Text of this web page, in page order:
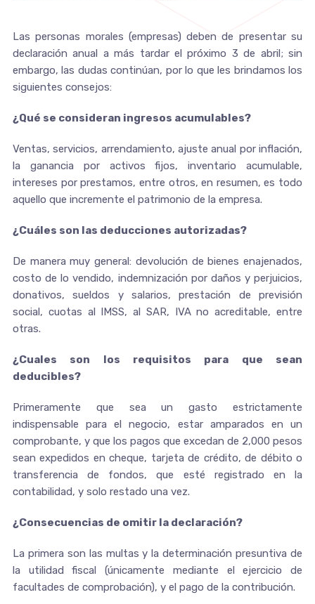
Las personas morales (empresas) deben de presentar su
declaración anual a más tardar el próximo 3 de abril; sin
embargo, las dudas continúan, por lo que les brindamos los
siguientes consejos:
¿Qué se consideran ingresos acumulables?
Ventas, servicios, arrendamiento, ajuste anual por inflación,
la ganancia por activos fijos, inventario acumulable,
intereses por prestamos, entre otros, en resumen, es todo
aquello que incremente el patrimonio de la empresa.
¿Cuáles son las deducciones autorizadas?
De manera muy general: devolución de bienes enajenados,
costo de lo vendido, indemnización por daños y perjuicios,
donativos, sueldos y salarios, prestación de previsión
social, cuotas al IMSS, al SAR, IVA no acreditable, entre
otras.
¿Cuales son los requisitos para que sean
deducibles?
Primeramente que sea un gasto estrictamente
indispensable para el negocio, estar amparados en un
comprobante, y que los pagos que excedan de 2,000 pesos
sean expedidos en cheque, tarjeta de crédito, de débito o
transferencia de fondos, que esté registrado en la
contabilidad, y solo restado una vez.
¿Consecuencias de omitir la declaración?
La primera son las multas y la determinación presuntiva de
la utilidad fiscal (únicamente mediante el ejercicio de
facultades de comprobación), y el pago de la contribución.